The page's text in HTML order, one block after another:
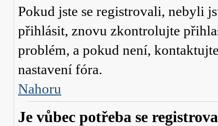
Pokud jste se registrovali, nebyli
přihlásit, znovu zkontrolujte
problém, a pokud není,
nastavení fóra.
Nahoru
Je vůbec potřeba se